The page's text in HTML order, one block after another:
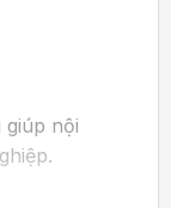
nội